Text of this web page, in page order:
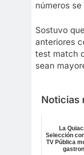
números
Sostuvo
anteriores
test match
sean
Noticias
La
Selección
TV Pública